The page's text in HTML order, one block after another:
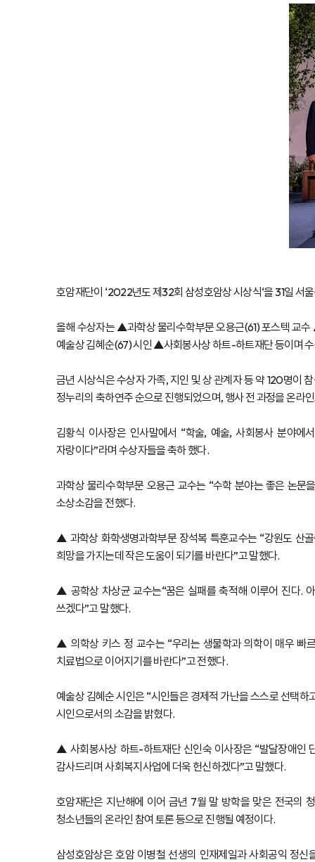
호암재단이 ‘2022년도 제32회 삼성호암상 시상식‘을 31일 서
올해 수상자는 ▲과학상 물리·수학부문 오용근(61) 포스텍
예술상 김혜순(67) 시인 ▲사회봉사상 하트-하트재단 등이며
금년 시상식은 수상자 가족, 지인 및 상 관계자 등 약 120명이
정누리의 축하연주 순으로 진행되었으며, 행사 전 과정을 온라
김황식 이사장은 인사말에서 “학술, 예술, 사회봉사 분야
자랑이다”라며 수상자들을 축하 했다.
과학상 물리·수학부문 오용근 교수는 “수학 분야는 좋은 논
소상소감을 전했다.
▲ 과학상 화학·생명과학부문 장석복 특훈교수는 “강원도 산
희망을 가지는데 작은 도움이 되기를 바란다”고 말했다.
▲ 공학상 차상균 교수는“꿈은 실패를 축적해 이루어 진다.
쓰겠다”고 말했다.
▲ 의학상 키스 정 교수는 “우리는 생물학과 의학이 매우 빠
치료법으로 이어지기를 바란다”고 전했다.
예술상 김혜순 시인은 “시인들은 경제적 가난을 스스로 선택
시인으로서의 소감을 밝혔다.
▲ 사회봉사상 하트-하트재단 신인숙 이사장은 “발달장애인
감사드리며 사회복지사업에 더욱 헌신하겠다”고 말했다.
호암재단은 지난해에 이어 금년 7월 말 방학을 맞은 전국의
청소년들의 온라인 참여 토론 등으로 진행될 예정이다.
삼성호암상은 호암 이병철 선생의 인재제일과 사회공익 정